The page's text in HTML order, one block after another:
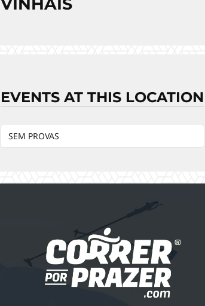
VINHAIS
EVENTS AT THIS LOCATION
SEM PROVAS